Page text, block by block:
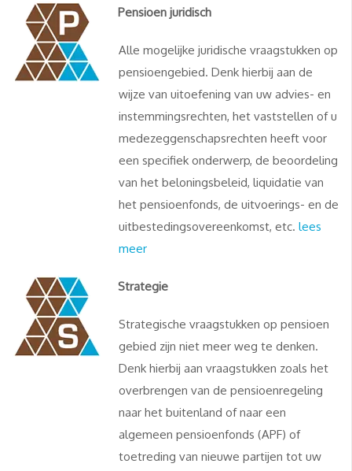
Pensioen juridisch
Alle mogelijke juridische vraagstukken op
pensioengebied. Denk hierbij aan de
wijze van uitoefening van uw advies- en
instemmingsrechten, het vaststellen of u
medezeggenschapsrechten heeft voor
een specifiek onderwerp, de beoordeling
van het beloningsbeleid, liquidatie van
het pensioenfonds, de uitvoerings- en de
uitbestedingsovereenkomst, etc. lees
meer
Strategie
Strategische vraagstukken op pensioen
gebied zijn niet meer weg te denken.
Denk hierbij aan vraagstukken zoals het
overbrengen van de pensioenregeling
naar het buitenland of naar een
algemeen pensioenfonds (APF) of
toetreding van nieuwe partijen tot uw